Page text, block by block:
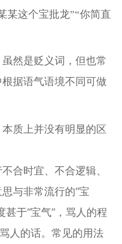
某这个宝批龙”“你简直
然是贬义词，但也常
据语气语境不同可做
质上并没有明显的区
合时宜、不合逻辑、
与非常流行的“宝
于“宝气”，骂人的程
人的话。常见的用法